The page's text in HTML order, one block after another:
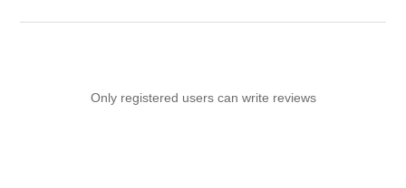
Only registered users can write reviews